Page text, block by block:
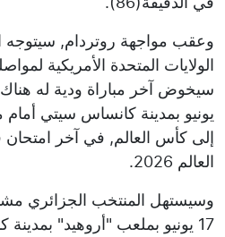
وعقب مواجهة روتردام, سيتوجه
الولايات المتحدة الأمريكية
يونيو بمدينة كانساس سيتي أمام
إلى كأس العالم, في آخر امتحان
العالم 2026.
وسيستهل المنتخب الجزائري
17 يونيو بملعب "أروهيد"